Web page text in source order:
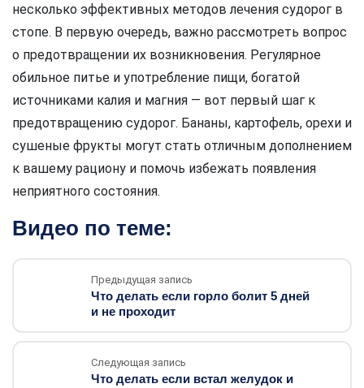
несколько эффективных методов лечения судорог в
стопе. В первую очередь, важно рассмотреть вопрос
о предотвращении их возникновения. Регулярное
обильное питье и употребление пищи, богатой
источниками калия и магния — вот первый шаг к
предотвращению судорог. Бананы, картофель, орехи и
сушеные фрукты могут стать отличным дополнением
к вашему рациону и помочь избежать появления
неприятного состояния.
Видео по теме:
Предыдущая запись
Что делать если горло болит 5 дней
и не проходит
Следующая запись
Что делать если встал желудок и